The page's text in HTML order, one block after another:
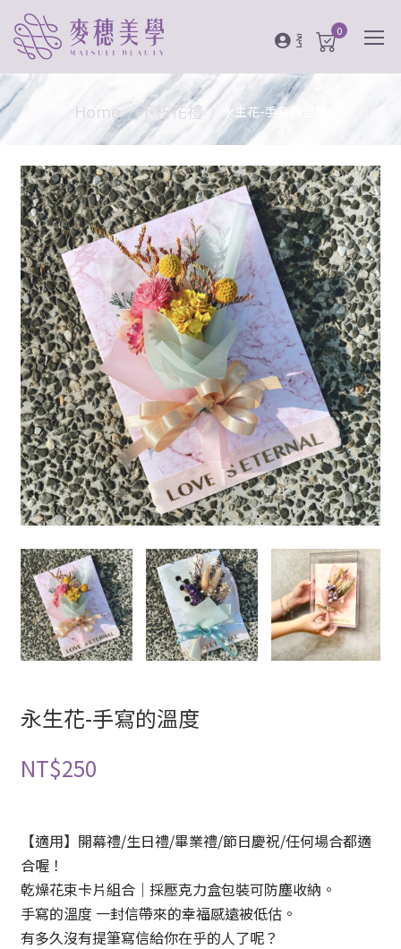
登入 0
Home 不朽花禮 永生花-手寫的溫度
永生花-手寫的溫度
NT$250
【適用】開幕禮/生日禮/畢業禮/節日慶祝/任何場合都適
合喔！
乾燥花束卡片組合｜採壓克力盒包裝可防塵收納。
手寫的溫度 一封信帶來的幸福感遠被低估。
有多久沒有提筆寫信給你在乎的人了呢？